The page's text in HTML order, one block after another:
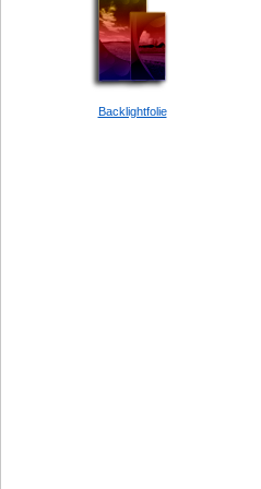
Backlightfolie